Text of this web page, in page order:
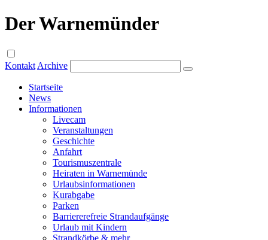
Der Warnemünder
Kontakt Archive
Startseite
News
Informationen
Livecam
Veranstaltungen
Geschichte
Anfahrt
Tourismuszentrale
Heiraten in Warnemünde
Urlaubsinformationen
Kurabgabe
Parken
Barriererefreie Strandaufgänge
Urlaub mit Kindern
Strandkörbe & mehr